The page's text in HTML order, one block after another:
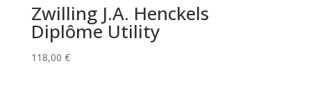
Zwilling J.A. Henckels
Diplôme Utility
118,00 €